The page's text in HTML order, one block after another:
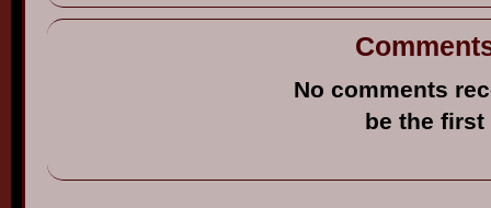
No comments
be the first